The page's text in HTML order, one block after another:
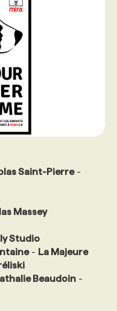
Saint-Pierre-
Massey
Studio
- La Majeure
Beaudoin -